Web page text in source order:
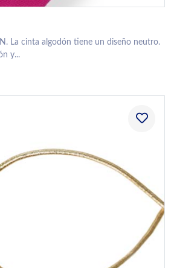
La cinta algodón tiene un diseño neutro.
y...